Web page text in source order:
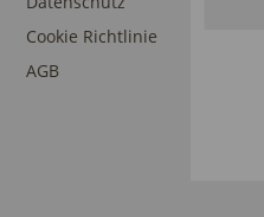
Cookie Richtlinie
AGB